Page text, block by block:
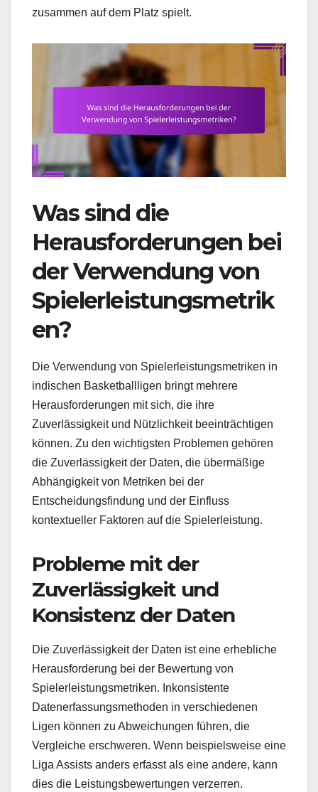
zusammen auf dem Platz spielt.
Was sind die
Herausforderungen bei
der Verwendung von
Spielerleistungsmetrik
en?
Die Verwendung von Spielerleistungsmetriken in
indischen Basketballligen bringt mehrere
Herausforderungen mit sich, die ihre
Zuverlässigkeit und Nützlichkeit beeinträchtigen
können. Zu den wichtigsten Problemen gehören
die Zuverlässigkeit der Daten, die übermäßige
Abhängigkeit von Metriken bei der
Entscheidungsfindung und der Einfluss
kontextueller Faktoren auf die Spielerleistung.
Probleme mit der
Zuverlässigkeit und
Konsistenz der Daten
Die Zuverlässigkeit der Daten ist eine erhebliche
Herausforderung bei der Bewertung von
Spielerleistungsmetriken. Inkonsistente
Datenerfassungsmethoden in verschiedenen
Ligen können zu Abweichungen führen, die
Vergleiche erschweren. Wenn beispielsweise eine
Liga Assists anders erfasst als eine andere, kann
dies die Leistungsbewertungen verzerren.